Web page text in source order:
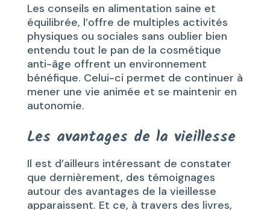
Les conseils en alimentation saine et
équilibrée, l’offre de multiples activités
physiques ou sociales sans oublier bien
entendu tout le pan de la cosmétique
anti-âge offrent un environnement
bénéfique. Celui-ci permet de continuer à
mener une vie animée et se maintenir en
autonomie.
Les avantages de la vieillesse
Il est d’ailleurs intéressant de constater
que dernièrement, des témoignages
autour des avantages de la vieillesse
apparaissent. Et ce, à travers des livres,